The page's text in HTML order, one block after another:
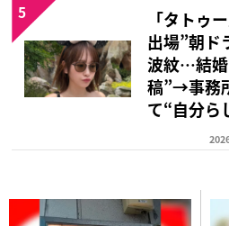
「タトゥ
出場”朝ド
波紋…結
稿”→事務
て“自分ら
5